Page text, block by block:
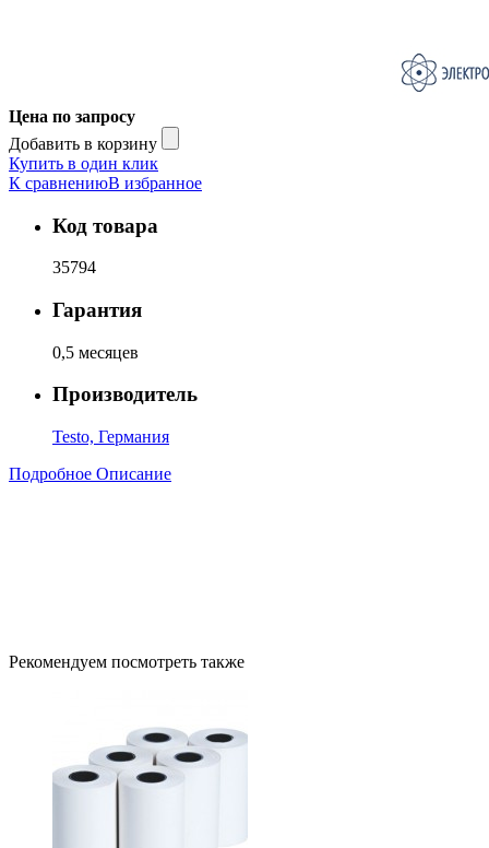
Цена по запросу
Добавить в корзину
Купить в один клик
К сравнениюВ избранное
Код товара
35794
Гарантия
0,5 месяцев
Производитель
Testo, Германия
Подробное Описание
Рекомендуем посмотреть также